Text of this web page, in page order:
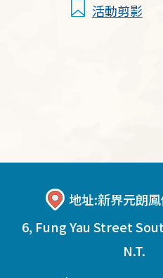
活動剪影
地址:新界元朗
6, Fung Yau Street
N.T.